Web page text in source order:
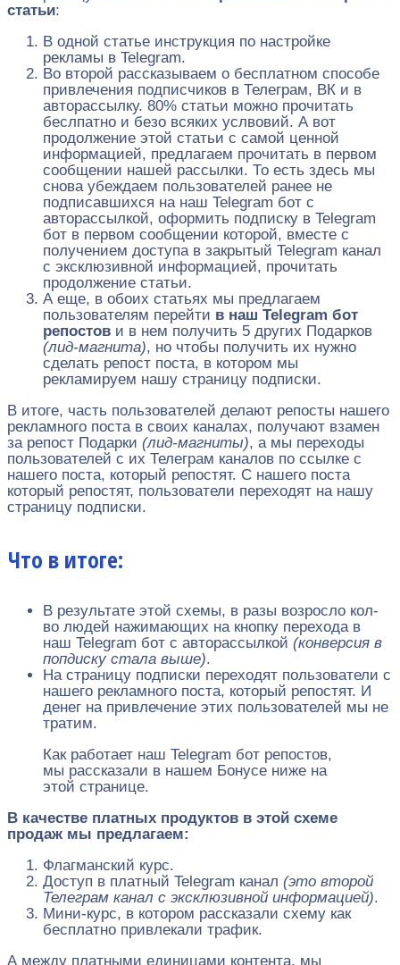
статьи:
В одной статье инструкция по настройке
рекламы в Telegram.
Во второй рассказываем о бесплатном способе
привлечения подписчиков в Телеграм, ВК и в
авторассылку. 80% статьи можно прочитать
беслпатно и безо всяких услвовий. А вот
продолжение этой статьи с самой ценной
информацией, предлагаем прочитать в первом
сообщении нашей рассылки. То есть здесь мы
снова убеждаем пользователей ранее не
подписавшихся на наш Telegram бот с
авторассылкой, оформить подписку в Telegram
бот в первом сообщении которой, вместе с
получением доступа в закрытый Telegram канал
с эксклюзивной информацией, прочитать
продолжение статьи.
А еще, в обоих статьях мы предлагаем
пользователям перейти в наш Telegram бот
репостов и в нем получить 5 других Подарков
(лид-магнита), но чтобы получить их нужно
сделать репост поста, в котором мы
рекламируем нашу страницу подписки.
В итоге, часть пользователей делают репосты нашего
рекламного поста в своих каналах, получают взамен
за репост Подарки (лид-магниты), а мы переходы
пользователей с их Телеграм каналов по ссылке с
нашего поста, который репостят. С нашего поста
который репостят, пользователи переходят на нашу
страницу подписки.
Что в итоге:
В результате этой схемы, в разы возросло кол-
во людей нажимающих на кнопку перехода в
наш Telegram бот с авторассылкой (конверсия в
попдиску стала выше).
На страницу подписки переходят пользователи с
нашего рекламного поста, который репостят. И
денег на привлечение этих пользователей мы не
тратим.
Как работает наш Telegram бот репостов,
мы рассказали в нашем Бонусе ниже на
этой странице.
В качестве платных продуктов в этой схеме
продаж мы предлагаем:
Флагманский курс.
Доступ в платный Telegram канал (это второй
Телеграм канал с эксклюзивной информацией).
Мини-курс, в котором рассказали схему как
бесплатно привлекали трафик.
А между платными единицами контента, мы